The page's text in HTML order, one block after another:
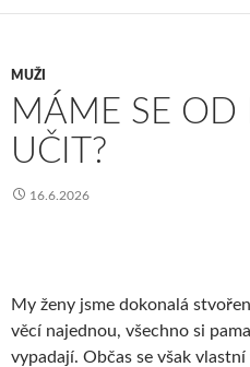
MUŽI
MÁME SE
UČIT?
16.6.2026
My ženy jsme dokonalá
věcí najednou, všechno si
vypadají. Občas se však